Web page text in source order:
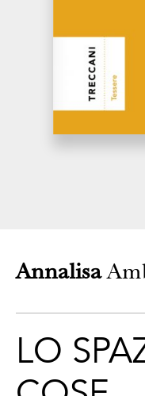
Annalisa
LO